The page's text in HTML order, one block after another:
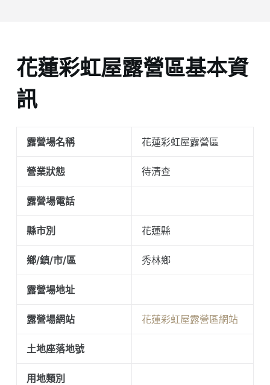
花蓮彩虹屋露營區基本資
訊
露營場名稱 花蓮彩虹屋露營區
營業狀態 待清查
露營場電話
縣市別 花蓮縣
鄉/鎮/市/區 秀林鄉
露營場地址
露營場網站 花蓮彩虹屋露營區網站
土地座落地號
用地類別